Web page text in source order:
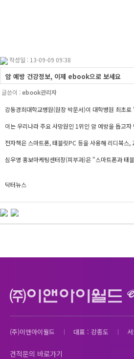
작성일 : 13-09-09 09:38
암 예방 건강정보, 이제 ebook으로 보세요
글쓴이 :ebook관리자
강동경희대학교병원(원장 박문서)이 대학병원 최초
이는 우리나라 주요 사망원인 1위인 암 예방을 돕고
전자책은 스마트폰, 태블릿PC 등을 사용해 리디북스
심우영 홍보마케팅센터장(피부과)은 "스마트폰과 태
닥터뉴스
(주)이앤아이월드 대표 : 강종도
견적문의 바로가기